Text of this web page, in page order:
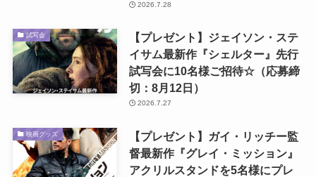
2026.7.28
試写会
【プレゼント】ジェイソン・ステ
イサム最新作『シェルター』先行
試写会に10名様ご招待☆（応募締
切：8月12日）
2026.7.27
映画グッズ
【プレゼント】ガイ・リッチー監
督最新作『グレイ・ミッション』
アクリルスタンドを5名様にプレ